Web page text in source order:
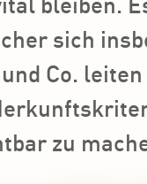
sich
Co.
zu